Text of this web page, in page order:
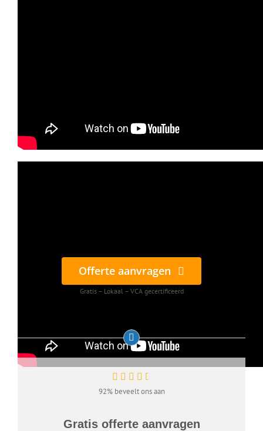
Offerte aanvragen
Gratis – Lokaal – VCA gecertificeerd
92% beveelt ons aan
Gratis offerte aanvragen